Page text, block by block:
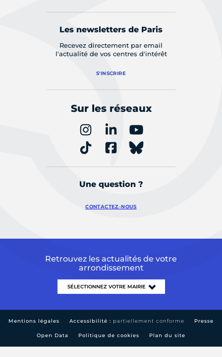
Les newsletters de Paris
Recevez directement par email
l'actualité de vos centres d'intérêt
S'INSCRIRE
Sur les réseaux
Une question ?
CONTACTEZ-NOUS
Retrouvez les actualités de votre
arrondissement
Mentions légales Accessibilité : partiellement conforme Presse
Open Data Politique de cookies Plan du site